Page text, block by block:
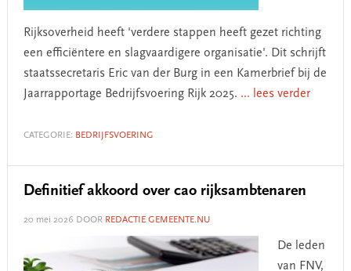
Rijksoverheid heeft 'verdere stappen heeft gezet richting
een efficiëntere en slagvaardigere organisatie'. Dit schrijft
staatssecretaris Eric van der Burg in een Kamerbrief bij de
Jaarrapportage Bedrijfsvoering Rijk 2025. ... lees verder
CATEGORIE: BEDRIJFSVOERING
Definitief akkoord over cao rijksambtenaren
20 mei 2026 DOOR REDACTIE GEMEENTE.NU
De leden
van FNV,